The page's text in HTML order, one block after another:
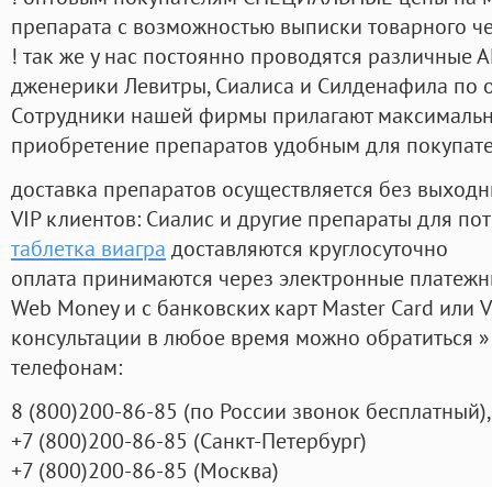
препарата с возможностью выписки товарного
! так же у нас постоянно проводятся
дженерики Левитры, Сиалиса и Силденафила по
Cотрудники нашей фирмы прилагают
приобретение препаратов удобным для
доставка препаратов осуществляется без
VIP клиентов: Сиалис и другие препараты для
таблетка виагра доставляются круглосуточно
оплата принимаются через электронные
Web Money и с банковских карт Master Card или
консультации в любое время можно обратиться
телефонам:
8 (800)200-86-85 (по России звонок бесплатный),
+7 (800)200-86-85 (Санкт-Петербург)
+7 (800)200-86-85 (Москва)